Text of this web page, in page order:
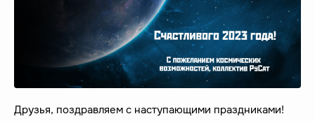
Друзья, поздравляем с наступающими праздниками!